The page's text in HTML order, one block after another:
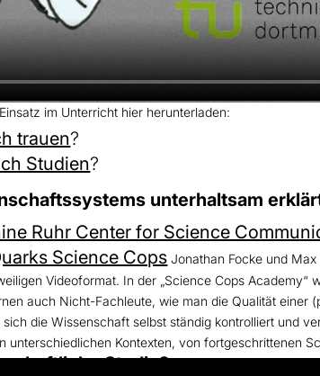
im Unterricht hier herunterladen:
trauen?
Studien?
unterhaltsam
Ruhr Center for Science
Science Cops Jonathan Focke und
Videoformat. In der „Science Cops
auch Nicht-Fachleute, wie man die Qualität
die Wissenschaft selbst ständig kontrolliert und
unterschiedlichen Kontexten, von fortgeschrittenen
Studie?